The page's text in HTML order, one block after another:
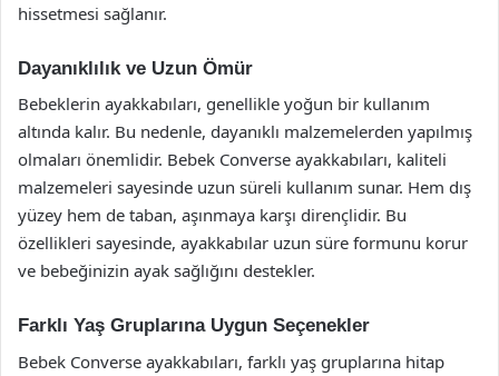
hissetmesi sağlanır.
Dayanıklılık ve Uzun Ömür
Bebeklerin ayakkabıları, genellikle yoğun bir kullanım
altında kalır. Bu nedenle, dayanıklı malzemelerden yapılmış
olmaları önemlidir. Bebek Converse ayakkabıları, kaliteli
malzemeleri sayesinde uzun süreli kullanım sunar. Hem dış
yüzey hem de taban, aşınmaya karşı dirençlidir. Bu
özellikleri sayesinde, ayakkabılar uzun süre formunu korur
ve bebeğinizin ayak sağlığını destekler.
Farklı Yaş Gruplarına Uygun Seçenekler
Bebek Converse ayakkabıları, farklı yaş gruplarına hitap